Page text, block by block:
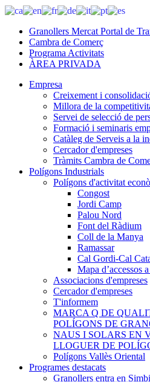
Granollers Mercat Portal de
Cambra de Comerç
Programa Activitats
ÀREA PRIVADA
Empresa
Creixement i
Millora de la
Servei de selecció de
Formació i seminaris
Catàleg de Serveis a la
Cercador d'empreses
Tràmits Cambra de
Polígons Industrials
Polígons d'activitat
Congost
Jordi Camp
Palou Nord
Font del Ràdium
Coll de la Manya
Ramassar
Cal Gordi-Cal
Mapa d’accessos
Associacions d'empreses
Cercador d'empreses
T'informem
MARCA Q DE
POLÍGONS DE
NAUS I SOLARS EN
LLOGUER DE
Polígons Vallès Oriental
Programes destacats
Granollers entra en